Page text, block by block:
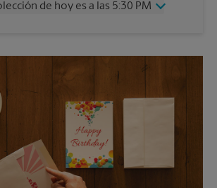
5:30 PM
5:30 PM
de hoy es a las 5:30 PM
Sin Recolección